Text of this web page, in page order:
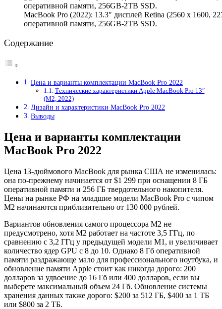
MacBook Pro (2022): 13.3″ дисплей Retina (2560 x 1600,
оперативной памяти, 256GB-2TB SSD.
Содержание
Цена и варианты комплектации MacBook Pro 2022
Технические характеристики Apple MacBook Pro 13″
(M2, 2022)
Дизайн и характеристики MacBook Pro 2022
Выводы
Цена и варианты комплектации
MacBook Pro 2022
Цена 13-дюймового MacBook для рынка США не изменилась:
она по-прежнему начинается от $1 299 при оснащении 8 ГБ
оперативной памяти и 256 ГБ твердотельного накопителя.
Цены на рынке РФ на младшие модели MacBook Pro с чипом
M2 начинаются приблизительно от 130 000 рублей.
Вариантов обновления самого процессора M2 не
предусмотрено, хотя M2 работает на частоте 3,5 ГГц, по
сравнению с 3,2 ГГц у предыдущей модели M1, и увеличивает
количество ядер GPU с 8 до 10. Однако 8 Гб оперативной
памяти раздражающе мало для профессионального ноутбука, и
обновление памяти Apple стоит как никогда дорого: 200
долларов за удвоение до 16 Гб или 400 долларов, если вы
выберете максимальный объем 24 Гб. Обновление системы
хранения данных также дорого: $200 за 512 ГБ, $400 за 1 ТБ
или $800 за 2 ТБ.